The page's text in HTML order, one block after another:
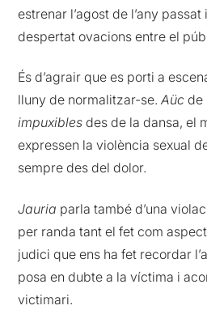
estrenar l’agost de l’any
despertat ovacions entre el
És d’agrair que es porti a
lluny de normalitzar-se.Aüc de
impuxibles des de la dansa, el
expressen la violència sexual
sempre des del dolor.
Jauria parla també d’una
per randa tant el fet com
judici que ens ha fet recordar
posa en dubte a la víctima i
victimari.